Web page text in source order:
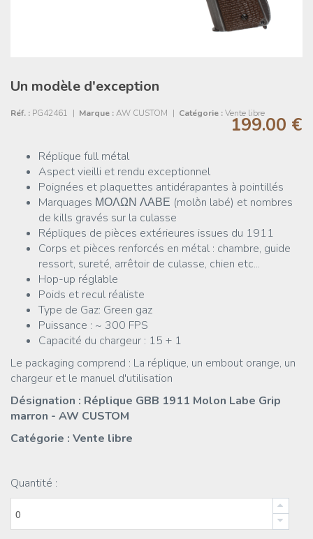
Un modèle d'exception
Réf. : PG42461 | Marque :AW CUSTOM | Catégorie :Vente libre
199.00 €
Réplique full métal
Aspect vieilli et rendu exceptionnel
Poignées et plaquettes antidérapantes à pointillés
Marquages ΜΟΛΩΝ ΛΑΒΕ (molṑn labé) et nombres
de kills gravés sur la culasse
Répliques de pièces extérieures issues du 1911
Corps et pièces renforcés en métal : chambre, guide
ressort, sureté, arrêtoir de culasse, chien etc...
Hop-up réglable
Poids et recul réaliste
Type de Gaz: Green gaz
Puissance : ~ 300 FPS
Capacité du chargeur : 15 + 1
Le packaging comprend : La réplique, un embout orange, un
chargeur et le manuel d'utilisation
Désignation : Réplique GBB 1911 Molon Labe Grip
marron - AW CUSTOM
Catégorie : Vente libre
Quantité :